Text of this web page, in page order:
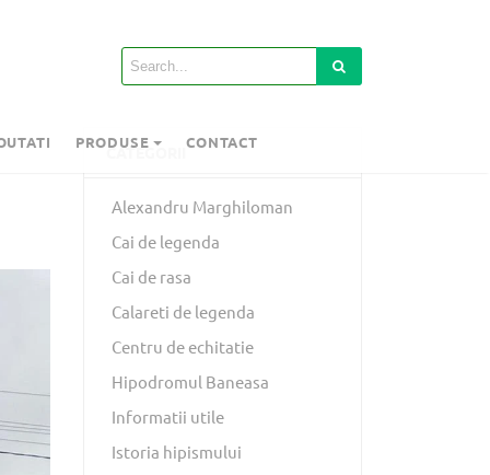
PRODUSE CONTACT
CATEGORII
Alexandru Marghiloman
Cai de legenda
Cai de rasa
Calareti de legenda
Centru de echitatie
Hipodromul Baneasa
Informatii utile
Istoria hipismului